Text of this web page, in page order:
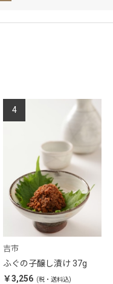
4
吉市
ふぐの子醸し漬け 37g
￥3,256 (税・送料込)